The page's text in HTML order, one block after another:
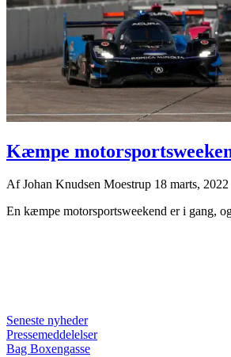
Kæmpe
AfJohan Knudsen Moestrup 18 marts, 2022
En kæmpe motorsportsweekend er i gang,
Seneste nyheder
Pressemeddelelser
Bag Boxengasse